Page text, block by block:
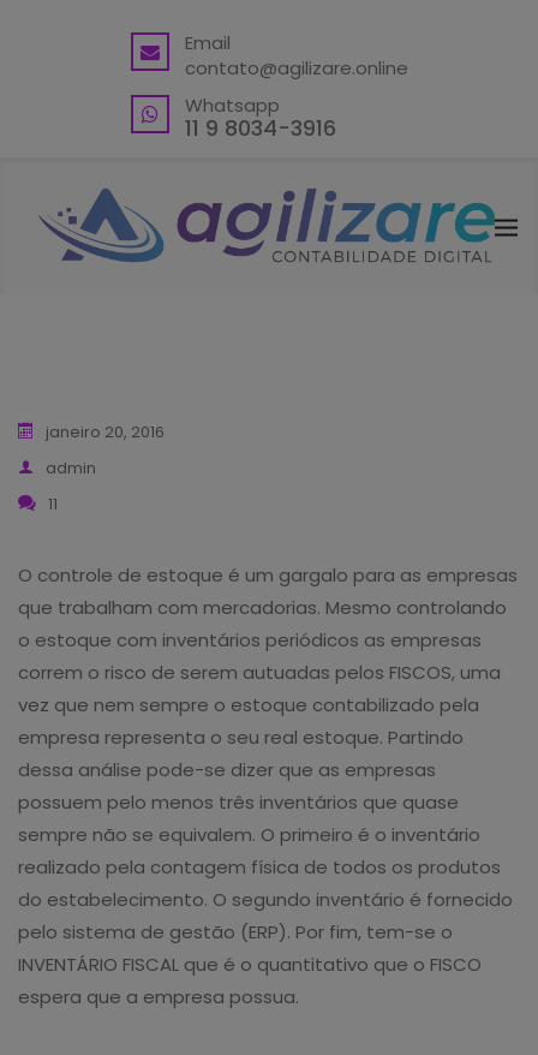
Email
contato@agilizare.online
Whatsapp
11 9 8034-3916
janeiro 20, 2016
admin
11
O controle de estoque é um gargalo para as empresas
que trabalham com mercadorias. Mesmo controlando
o estoque com inventários periódicos as empresas
correm o risco de serem autuadas pelos FISCOS, uma
vez que nem sempre o estoque contabilizado pela
empresa representa o seu real estoque. Partindo
dessa análise pode-se dizer que as empresas
possuem pelo menos três inventários que quase
sempre não se equivalem. O primeiro é o inventário
realizado pela contagem física de todos os produtos
do estabelecimento. O segundo inventário é fornecido
pelo sistema de gestão (ERP). Por fim, tem-se o
INVENTÁRIO FISCAL que é o quantitativo que o FISCO
espera que a empresa possua.
VANTAGENS
ABRA SUA CONTA PJ
ENDEREÇO FISCAL – OUTRAS
LOCALIDADES